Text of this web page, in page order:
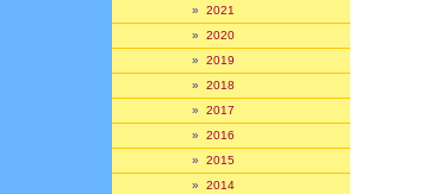
» 2021
» 2020
» 2019
» 2018
» 2017
» 2016
» 2015
» 2014